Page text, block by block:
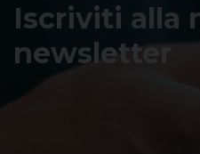
Iscriviti alla
newsletter